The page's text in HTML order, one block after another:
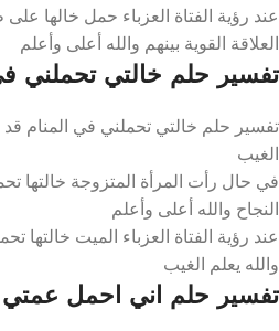
عند رؤية الفتاة العزباء حمل خالها
العلاقة القوية بينهم والله أعلى وأعلم
تفسير حلم خالتي تحملني
تفسير حلم خالتي تحملني في المنام قد
الغيب
في حال رأت المرأة المتزوجة خالتها
النجاح والله أعلى وأعلم
عند رؤية الفتاة العزباء الميت خالتها
والله يعلم الغيب
تفسير حلم اني احمل عمتي